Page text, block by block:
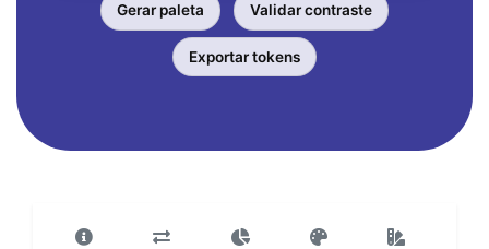
Gerar paleta Validar contraste
Exportar tokens